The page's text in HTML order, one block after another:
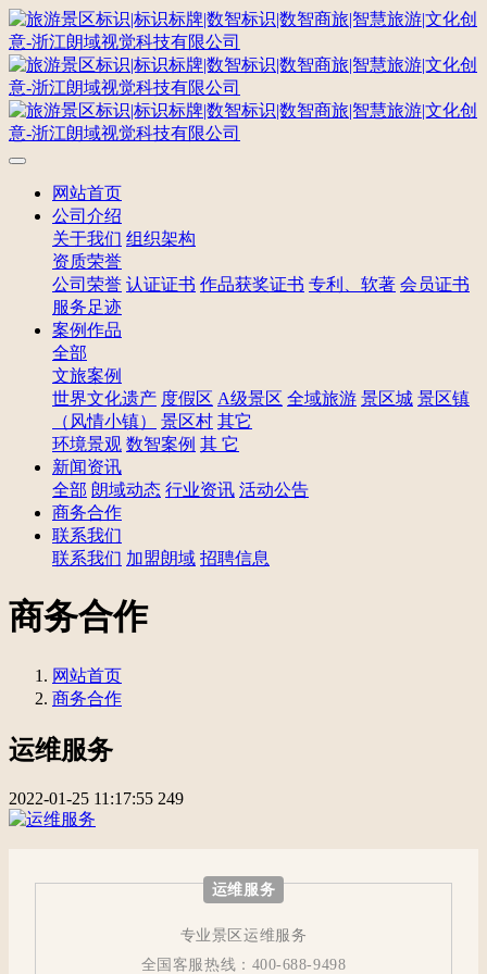
网站首页
公司介绍
关于我们 组织架构
资质荣誉
公司荣誉 认证证书 作品获奖证书 专利、软著 会员证书
服务足迹
案例作品
全部
文旅案例
世界文化遗产 度假区 A级景区 全域旅游 景区城 景区镇
（风情小镇）
景区村 其它
环境景观 数智案例 其 它
新闻资讯
全部 朗域动态 行业资讯 活动公告
商务合作
联系我们
联系我们 加盟朗域 招聘信息
商务合作
网站首页
商务合作
运维服务
2022-01-25 11:17:55 249
运维服务
专业景区运维服务
全国客服热线：400-688-9498